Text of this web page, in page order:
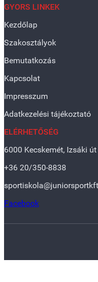
GYORS LINKEK
Kezdőlap
Szakosztályok
Bemutatkozás
Kapcsolat
Impresszum
Adatkezelési tájékoztató
ELÉRHETŐSÉG
6000 Kecskemét, Izsáki út
+36 20/350-8838
Facebook